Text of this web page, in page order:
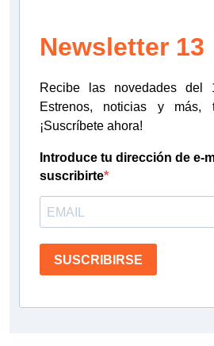
Newsletter 13
Recibe las novedades del
Estrenos, noticias y más,
¡Suscríbete ahora!
Introduce tu dirección de e-
suscribirte
SUSCRIBIRSE